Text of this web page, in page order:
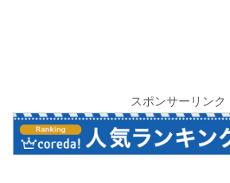
スポンサーリンク